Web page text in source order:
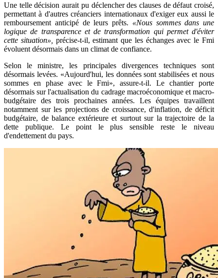
Une telle décision aurait pu déclencher des clauses de défaut croisé,
permettant à d'autres créanciers internationaux d'exiger eux aussi le
remboursement anticipé de leurs prêts. «Nous sommes dans une
logique de transparence et de transformation qui permet d'éviter
cette situation»,
précise-t-il, estimant que les échanges avec le Fmi
évoluent désormais dans un climat de confiance.
Selon le ministre, les principales divergences techniques sont
désormais levées. «Aujourd'hui, les données sont stabilisées et nous
sommes en phase avec le Fmi», assure-t-il. Le chantier porte
désormais sur l'actualisation du cadrage macroéconomique et macro-
budgétaire des trois prochaines années. Les équipes travaillent
notamment sur les projections de croissance, d'inflation, de déficit
budgétaire, de balance extérieure et surtout sur la trajectoire de la
dette publique. Le point le plus sensible reste le niveau
d'endettement du pays.